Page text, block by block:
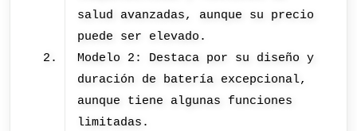
salud avanzadas, aunque su precio
puede ser elevado.
Modelo 2: Destaca por su diseño y
duración de batería excepcional,
aunque tiene algunas funciones
limitadas.